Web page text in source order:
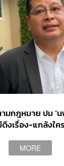
มกฎหมาย ปม ‘
งเรื่อง-แกล้งใคร
MORE